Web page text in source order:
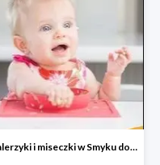
Talerzyki i miseczki w Smyku do -35%